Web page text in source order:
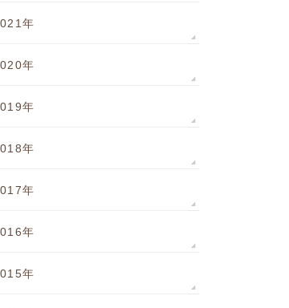
年
年
年
年
年
年
年